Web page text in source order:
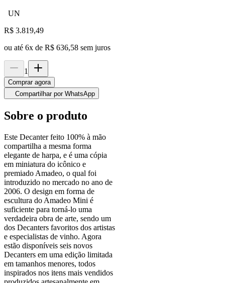
UN
R$ 3.819,49
ou até 6x de R$ 636,58 sem juros
1
Comprar agora
Compartilhar por WhatsApp
Sobre o produto
Este Decanter feito 100% à mão
compartilha a mesma forma
elegante de harpa, e é uma cópia
em miniatura do icônico e
premiado Amadeo, o qual foi
introduzido no mercado no ano de
2006. O design em forma de
escultura do Amadeo Mini é
suficiente para torná-lo uma
verdadeira obra de arte, sendo um
dos Decanters favoritos dos artistas
e especialistas de vinho. Agora
estão disponíveis seis novos
Decanters em uma edição limitada
em tamanhos menores, todos
inspirados nos itens mais vendidos